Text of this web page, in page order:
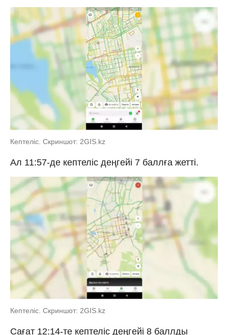
Кептеліс. Скриншот: 2GIS.kz
Ал 11:57-де кептеліс деңгейі 7 баллға жетті.
Кептеліс. Скриншот: 2GIS.kz
Сағат 12:14-те кептеліс деңгейі 8 баллды